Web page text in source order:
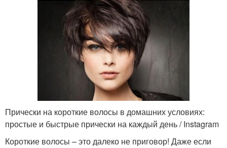
Прически на короткие волосы в домашних условиях:
простые и быстрые прически на каждый день / Instagram
Короткие волосы – это далеко не приговор! Даже если